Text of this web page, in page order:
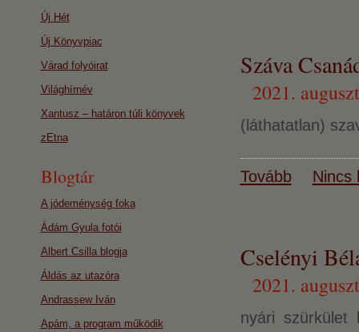
Száva
2021.
(láthatatlan)
Tovább Nincs
Cselényi
2021.
nyári szürkület
Új Hét
Új Könyvpiac
Várad folyóirat
Világhírnév
Xantusz – határon túli könyvek
zEtna
Blogtár
A jódeménység foka
Ádám Gyula fotói
Albert Csilla blogja
Áldás az utazóra
Andrassew Iván
Apám, a program működik